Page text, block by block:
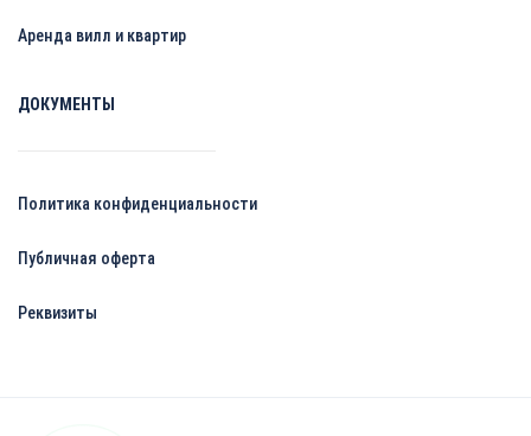
Аренда вилл и квартир
ДОКУМЕНТЫ
Политика конфиденциальности
Публичная оферта
Реквизиты